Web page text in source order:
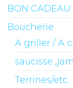
BON CADEAU
Boucherie
A griller / A
saucisse
Terrines/etc.